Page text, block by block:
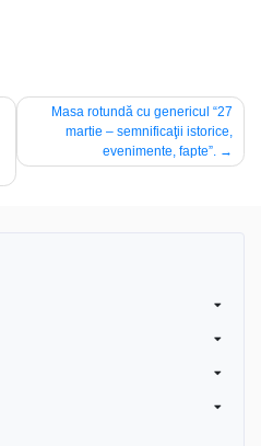
Masa rotundă cu genericul “27
martie – semnificaţii istorice,
evenimente, fapte”.